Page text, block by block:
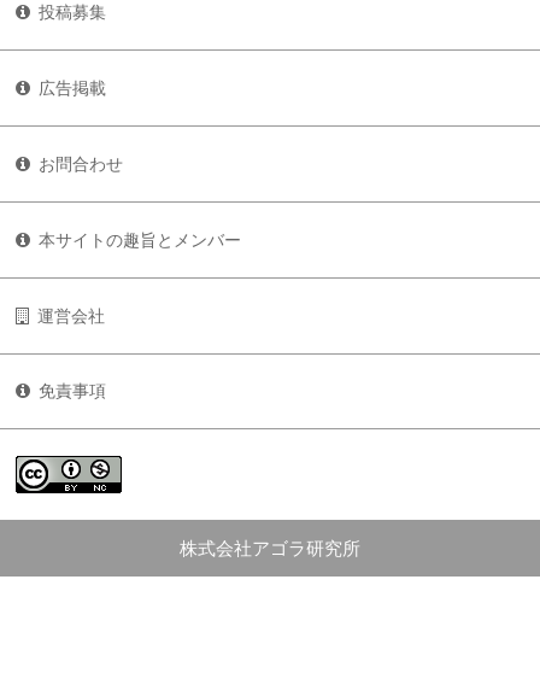
投稿募集
広告掲載
お問合わせ
本サイトの趣旨とメンバー
運営会社
免責事項
株式会社アゴラ研究所